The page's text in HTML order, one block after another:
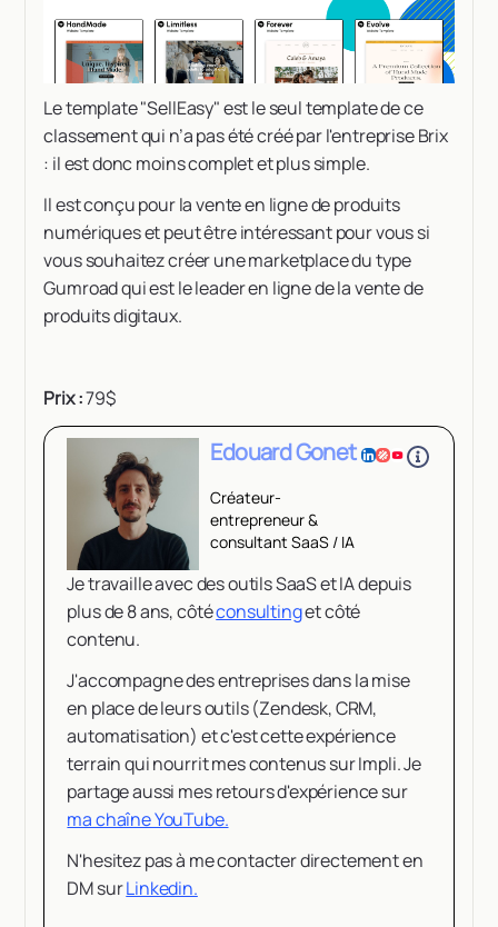
Le template "SellEasy" est le seul template de ce
classement qui n’a pas été créé par l'entreprise Brix
: il est donc moins complet et plus simple.
Il est conçu pour la vente en ligne de produits
numériques et peut être intéressant pour vous si
vous souhaitez créer une marketplace du type
Gumroad qui est le leader en ligne de la vente de
produits digitaux.
Prix :79$
Edouard Gonet
Créateur-
entrepreneur &
consultant SaaS / IA
Je travaille avec des outils SaaS et IA depuis
plus de 8 ans, côtéconsultinget côté
contenu.
J'accompagne des entreprises dans la mise
en place de leurs outils (Zendesk, CRM,
automatisation) et c'est cette expérience
terrain qui nourrit mes contenus sur Impli. Je
partage aussi mes retours d'expérience sur
ma chaîne YouTube.
N'hesitez pas à me contacter directement en
DM surLinkedin.